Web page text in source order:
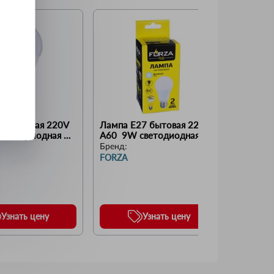
бытовая 220V
(FORZA)
Узнать цену
Лампа Е27 бытовая 220V
А60  9W светодиодная
(806lm 4000K) (FORZA)
Бренд:
FORZA
Узнать цену